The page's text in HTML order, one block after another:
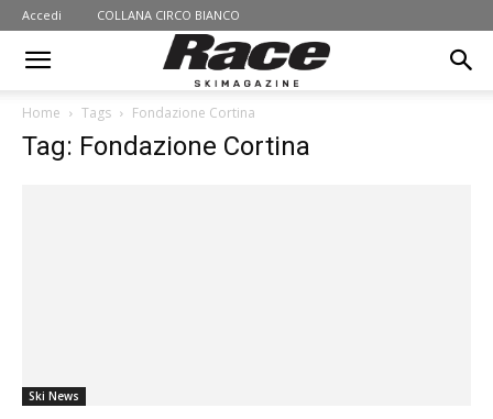
Accedi COLLANA CIRCO BIANCO
Home Tags Fondazione Cortina
Tag: Fondazione Cortina
Ski News